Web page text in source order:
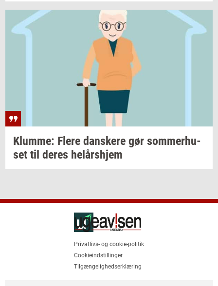
Klum­me: Flere dan­ske­re gør som­mer­hu­
set til deres helårs­hjem
Privatlivs- og cookie-politik
Cookieindstillinger
Tilgængelighedserklæring